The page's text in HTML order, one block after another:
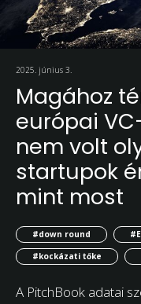
2025. június 3.
Magához
európai
nem volt
startupok
mint most
#down round
#kockázati tőke
A PitchBook adatai